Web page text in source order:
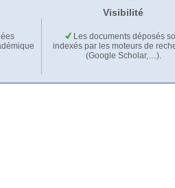
Visibilité
Les documents déposés
indexés par les moteurs de
(Google Scholar,…).